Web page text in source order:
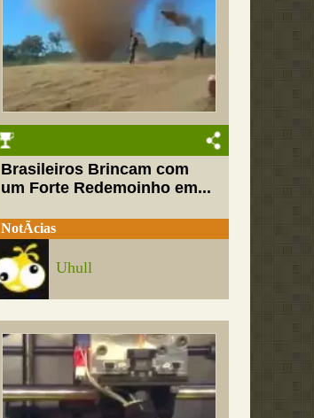
Brasileiros Brincam com
um Forte Redemoinho em...
NotÃ­cias
Uhull